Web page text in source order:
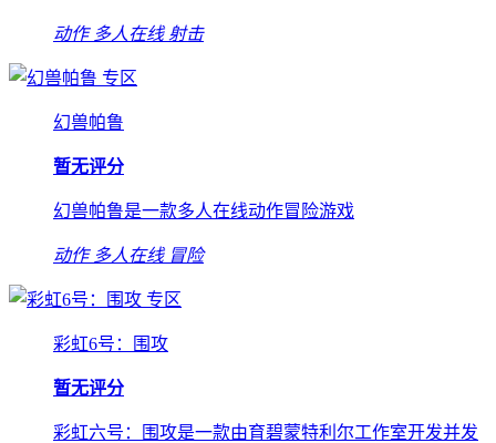
动作 多人在线 射击
专区
幻兽帕鲁
暂无评分
幻兽帕鲁是一款多人在线动作冒险游戏
动作 多人在线 冒险
专区
彩虹6号：围攻
暂无评分
彩虹六号：围攻是一款由育碧蒙特利尔工作室开发并发